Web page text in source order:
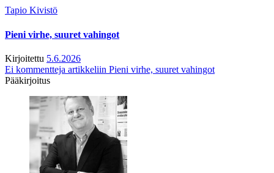
Tapio Kivistö
Pieni virhe, suuret vahingot
Kirjoitettu 5.6.2026
Ei kommentteja artikkeliin Pieni virhe, suuret vahingot
Pääkirjoitus